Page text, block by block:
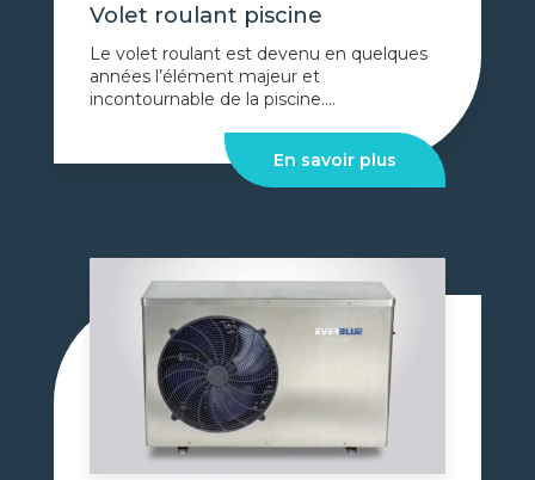
Volet roulant piscine
Le volet roulant est devenu en quelques
années l’élément majeur et
incontournable de la piscine....
En savoir plus